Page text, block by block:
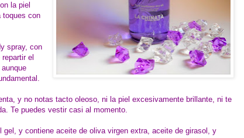
la piel
toques con
spray, con
el
y no notas tacto oleoso, ni la piel excesivamente brillante, ni te
Te puedes vestir casi al momento.
gel, y contiene aceite de oliva virgen extra, aceite de girasol, y